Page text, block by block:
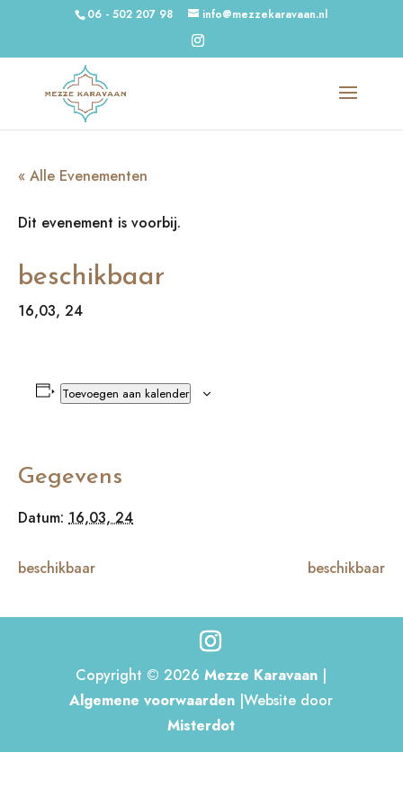
06 - 502 207 98 info@mezzekaravaan.nl
« Alle Evenementen
Dit evenement is voorbij.
beschikbaar
16,03, 24
Toevoegen aan kalender
Gegevens
Datum: 16,03, 24
beschikbaar beschikbaar
Copyright © 2026Mezze Karavaan |
Algemene voorwaarden |Website door
Misterdot